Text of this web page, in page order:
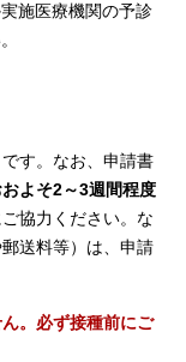
施医療機関の予診
す。なお、申請書
およそ2～3週間程度
協力ください。な
送料等）は、申請
。必ず接種前にご